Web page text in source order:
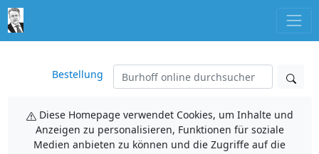
Bestellung
Diese Homepage verwendet Cookies, um Inhalte und
Anzeigen zu personalisieren, Funktionen für soziale
Medien anbieten zu können und die Zugriffe auf die